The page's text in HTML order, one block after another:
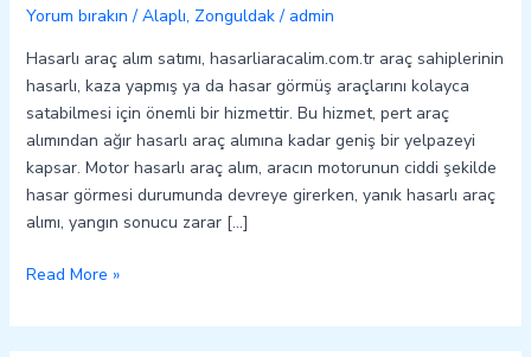
Yorum bırakın / Alaplı, Zonguldak/ admin
Hasarlı araç alım satımı, hasarliaracalim.com.tr araç sahiplerinin
hasarlı, kaza yapmış ya da hasar görmüş araçlarını kolayca
satabilmesi için önemli bir hizmettir. Bu hizmet, pert araç
alımından ağır hasarlı araç alımına kadar geniş bir yelpazeyi
kapsar. Motor hasarlı araç alım, aracın motorunun ciddi şekilde
hasar görmesi durumunda devreye girerken, yanık hasarlı araç
alımı, yangın sonucu zarar […]
Read More »